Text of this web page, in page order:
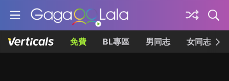
免費 BL專區 男同志 女同志